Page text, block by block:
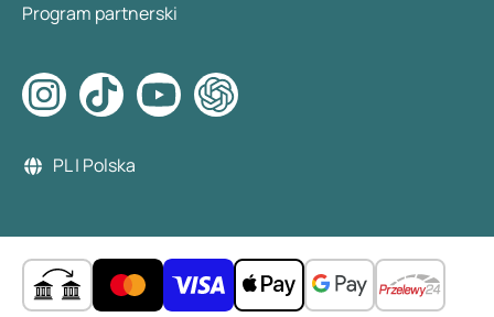
Program partnerski
PL | Polska